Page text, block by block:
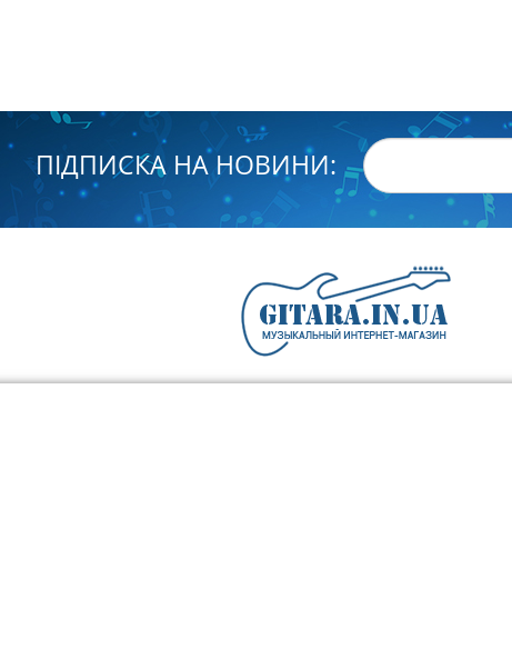
ПІДПИСКА НА НОВИНИ: